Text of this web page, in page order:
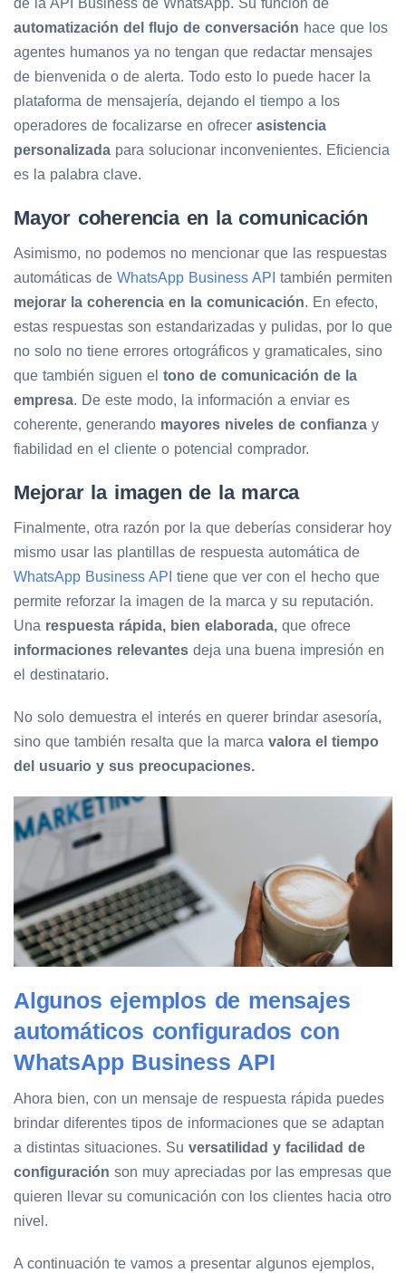
de la API Business de WhatsApp. Su función de
automatización del flujo de conversación hace que los
agentes humanos ya no tengan que redactar mensajes
de bienvenida o de alerta. Todo esto lo puede hacer la
plataforma de mensajería, dejando el tiempo a los
operadores de focalizarse en ofrecer asistencia
personalizada para solucionar inconvenientes. Eficiencia
es la palabra clave.
Mayor coherencia en la comunicación
Asimismo, no podemos no mencionar que las respuestas
automáticas de WhatsApp Business API también permiten
mejorar la coherencia en la comunicación. En efecto,
estas respuestas son estandarizadas y pulidas, por lo que
no solo no tiene errores ortográficos y gramaticales, sino
que también siguen el tono de comunicación de la
empresa. De este modo, la información a enviar es
coherente, generando mayores niveles de confianza y
fiabilidad en el cliente o potencial comprador.
Mejorar la imagen de la marca
Finalmente, otra razón por la que deberías considerar hoy
mismo usar las plantillas de respuesta automática de
WhatsApp Business API tiene que ver con el hecho que
permite reforzar la imagen de la marca y su reputación.
Una respuesta rápida, bien elaborada, que ofrece
informaciones relevantes deja una buena impresión en
el destinatario.
No solo demuestra el interés en querer brindar asesoría,
sino que también resalta que la marca valora el tiempo
del usuario y sus preocupaciones.
Algunos ejemplos de mensajes
automáticos configurados con
WhatsApp Business API
Ahora bien, con un mensaje de respuesta rápida puedes
brindar diferentes tipos de informaciones que se adaptan
a distintas situaciones. Su versatilidad y facilidad de
configuración son muy apreciadas por las empresas que
quieren llevar su comunicación con los clientes hacia otro
nivel.
A continuación te vamos a presentar algunos ejemplos,